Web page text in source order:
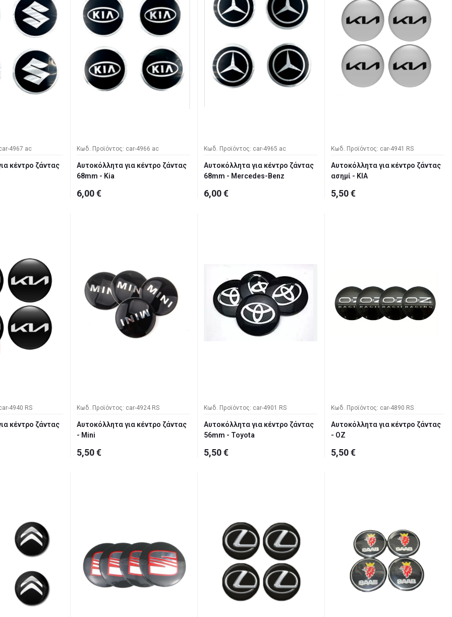
4967 ac
κέντρο ζάντας
Κωδ. Προϊόντος: car-4966 ac
Αυτοκόλλητα για κέντρο ζάντας
68mm - Kia
6,00 €
Κωδ. Προϊόντος: car-4965 ac
Αυτοκόλλητα για κέντρο ζάντας
68mm - Mercedes-Benz
6,00 €
Κωδ. Προϊόντος: car-4941 RS
Αυτοκόλλητα για κέντρο ζάντας
ασημί - KIA
5,50 €
4940 RS
κέντρο ζάντας
Κωδ. Προϊόντος: car-4924 RS
Αυτοκόλλητα για κέντρο ζάντας
- Mini
5,50 €
Κωδ. Προϊόντος: car-4901 RS
Αυτοκόλλητα για κέντρο ζάντας
56mm - Toyota
5,50 €
Κωδ. Προϊόντος: car-4890 RS
Αυτοκόλλητα για κέντρο ζάντας
- OZ
5,50 €